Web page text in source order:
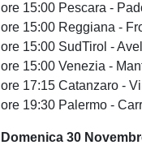
ore 15:00 Pescara -
ore 15:00 Reggiana -
ore 15:00 SudTirol -
ore 15:00 Venezia -
ore 17:15 Catanzaro -
ore 19:30 Palermo -
Domenica 30